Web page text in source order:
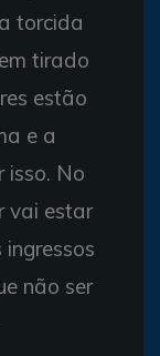
torcida
tirado
estão
e a
No
vai estar
não ser